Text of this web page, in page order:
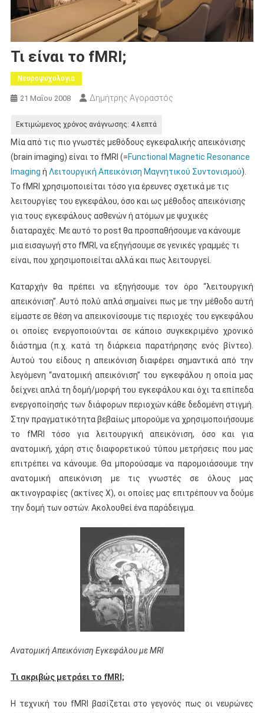
Τι είναι το fMRI;
Νευροψυχολογια
21 Μαΐου 2008 Δημήτρης Αγοραστός
Μία από τις πιο γνωστές μεθόδους εγκεφαλικής απεικόνισης
(brain imaging) είναι το fMRI (=Functional Magnetic Resonance
Imaging ή Λειτουργική Απεικόνιση Μαγνητικού Συντονισμού).
Το fMRI χρησιμοποιείται τόσο για έρευνες σχετικά με τις
λειτουργίες του εγκεφάλου, όσο και ως μέθοδος απεικόνισης
για τους εγκεφάλους ασθενών ή ατόμων με ψυχικές
διαταραχές. Με αυτό το post θα προσπαθήσουμε να κάνουμε
μια εισαγωγή στο fMRI, να εξηγήσουμε σε γενικές γραμμές τι
είναι, που χρησιμοποιείται αλλά και πως λειτουργεί.
Καταρχήν θα πρέπει να εξηγήσουμε τον όρο “λειτουργική
απεικόνιση”. Αυτό πολύ απλά σημαίνει πως με την μέθοδο αυτή
είμαστε σε θέση να απεικονίσουμε τις περιοχές του εγκεφάλου
οι οποίες ενεργοποιούνται σε κάποιο συγκεκριμένο χρονικό
διάστημα (π.χ. κατά τη διάρκεια παρατήρησης ενός βίντεο).
Αυτού του είδους η απεικόνιση διαφέρει σημαντικά από την
λεγόμενη “ανατομική απεικόνιση” του εγκεφάλου η οποία μας
δείχνει απλά τη δομή/μορφή του εγκεφάλου και όχι τα επίπεδα
ενεργοποίησής των διάφορων περιοχών κάθε δεδομένη στιγμή.
Στην πραγματικότητα βεβαίως μπορούμε να χρησιμοποιήσουμε
το fMRI τόσο για λειτουργική απεικόνιση, όσο και για
ανατομική, χάρη στις διαφορετικού τύπου μετρήσεις που μας
επιτρέπει να κάνουμε. Θα μπορούσαμε να παρομοιάσουμε την
ανατομική απεικόνιση με τις γνωστές σε όλους μας
ακτινογραφίες (ακτίνες Χ), οι οποίες μας επιτρέπουν να δούμε
την δομή των οστών. Ακολουθεί ένα παράδειγμα.
Ανατομική Απεικόνιση Εγκεφάλου με MRI
Τι ακριβώς μετράει το fMRI;
Η τεχνική του fMRI βασίζεται στο γεγονός πως οι νευρώνες